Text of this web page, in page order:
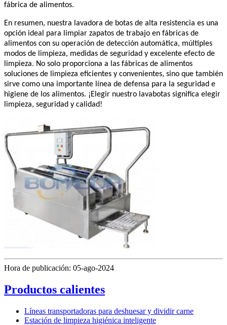
fábrica de alimentos.
En resumen, nuestra lavadora de botas de alta resistencia es una
opción ideal para limpiar zapatos de trabajo en fábricas de
alimentos con su operación de detección automática, múltiples
modos de limpieza, medidas de seguridad y excelente efecto de
limpieza. No solo proporciona a las fábricas de alimentos
soluciones de limpieza eficientes y convenientes, sino que también
sirve como una importante línea de defensa para la seguridad e
higiene de los alimentos. ¡Elegir nuestro lavabotas significa elegir
limpieza, seguridad y calidad!
Hora de publicación: 05-ago-2024
Productos calientes
Líneas transportadoras para deshuesar y dividir carne
Estación de limpieza higiénica inteligente